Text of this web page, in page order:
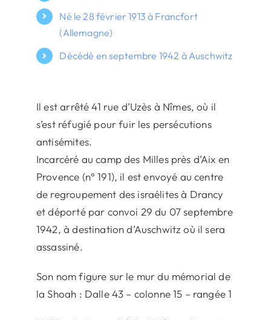
Né le 28 février 1913 à Francfort
(Allemagne)
Décédé en septembre 1942 à Auschwitz
Il est arrêté 41 rue d’Uzès à Nîmes, où il
s’est réfugié pour fuir les persécutions
antisémites.
Incarcéré au camp des Milles près d’Aix en
Provence (n° 191), il est envoyé au centre
de regroupement des israélites à Drancy
et déporté par convoi 29 du 07 septembre
1942, à destination d’Auschwitz où il sera
assassiné.
Son nom figure sur le mur du mémorial de
la Shoah : Dalle 43 – colonne 15 – rangée 1